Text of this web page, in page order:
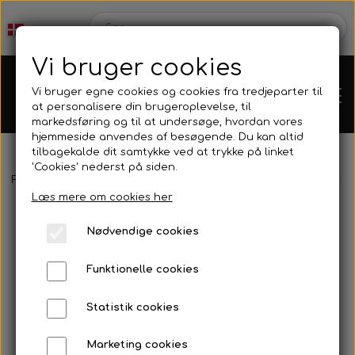
Karts
Mini kart
Motor
Forside
Vi bruger cookies
Vi bruger egne cookies og cookies fra tredjeparter til
at personalisere din brugeroplevelse, til
markedsføring og til at undersøge, hvordan vores
hjemmeside anvendes af besøgende. Du kan altid
tilbagekalde dit samtykke ved at trykke på linket
'Cookies' nederst på siden.
Læs mere om cookies her
Nødvendige cookies
Funktionelle cookies
Statistik cookies
Marketing cookies